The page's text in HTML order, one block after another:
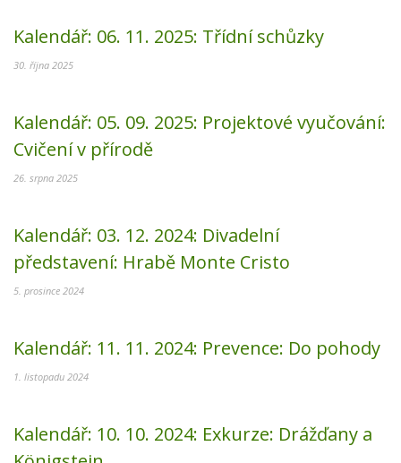
Kalendář: 06. 11. 2025: Třídní schůzky
30. října 2025
Kalendář: 05. 09. 2025: Projektové vyučování:
Cvičení v přírodě
26. srpna 2025
Kalendář: 03. 12. 2024: Divadelní
představení: Hrabě Monte Cristo
5. prosince 2024
Kalendář: 11. 11. 2024: Prevence: Do pohody
1. listopadu 2024
Kalendář: 10. 10. 2024: Exkurze: Drážďany a